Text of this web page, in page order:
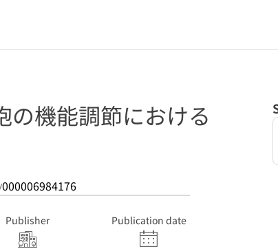
の機能調節における
000006984176
Publisher Publication date